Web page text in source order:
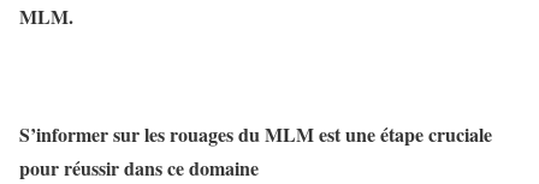
MLM.
S’informer sur les rouages du MLM est une étape cruciale
pour réussir dans ce domaine